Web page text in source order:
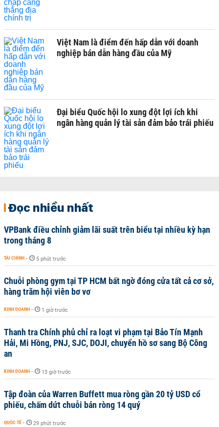
Việt Nam là điểm đến hấp dẫn với doanh
nghiệp bán dẫn hàng đầu của Mỹ
Đại biểu Quốc hội lo xung đột lợi ích khi
ngân hàng quản lý tài sản đảm bảo trái phiếu
Đọc nhiều nhất
VPBank điều chỉnh giảm lãi suất trên biểu tại nhiều kỳ hạn
trong tháng 8
TÀI CHÍNH - 5 phút trước
Chuỗi phòng gym tại TP HCM bất ngờ đóng cửa tất cả cơ sở,
hàng trăm hội viên bơ vơ
KINH DOANH - 1 giờ trước
Thanh tra Chính phủ chỉ ra loạt vi phạm tại Bảo Tín Mạnh
Hải, Mi Hồng, PNJ, SJC, DOJI, chuyển hồ sơ sang Bộ Công
an
KINH DOANH - 13 giờ trước
Tập đoàn của Warren Buffett mua ròng gần 20 tỷ USD cổ
phiếu, chấm dứt chuỗi bán ròng 14 quý
QUỐC TẾ - 29 phút trước